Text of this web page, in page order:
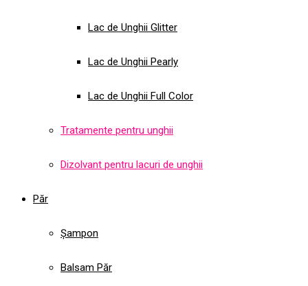
Lac de Unghii Glitter
Lac de Unghii Pearly
Lac de Unghii Full Color
Tratamente pentru unghii
Dizolvant pentru lacuri de unghii
Păr
Șampon
Balsam Păr